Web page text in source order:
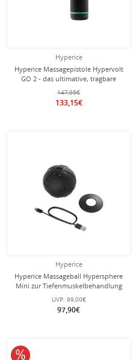
Hyperice
Hyperice Massagepistole Hypervolt
GO 2 - das ultimative, tragbare
Perkussionsmassagegerät - (2
Aufsätze) schwarz
147,95€
133,15€
Hyperice
Hyperice Massageball Hypersphere
Mini zur Tiefenmuskelbehandlung
UVP: 99,00€
97,90€
10% reduziert